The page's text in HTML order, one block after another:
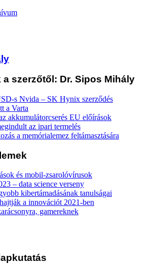
szerzőtől: Dr. Sipos Mihály
s Nvida – SK Hynix szerződés
a Varta
akkumulátorcserés EU előírások
az ipari termelés
a memórialemez feltámasztására
és mobil-zsarolóvírusok
– data science verseny
kibertámadásának tanulságai
a innovációt 2021-ben
gamereknek